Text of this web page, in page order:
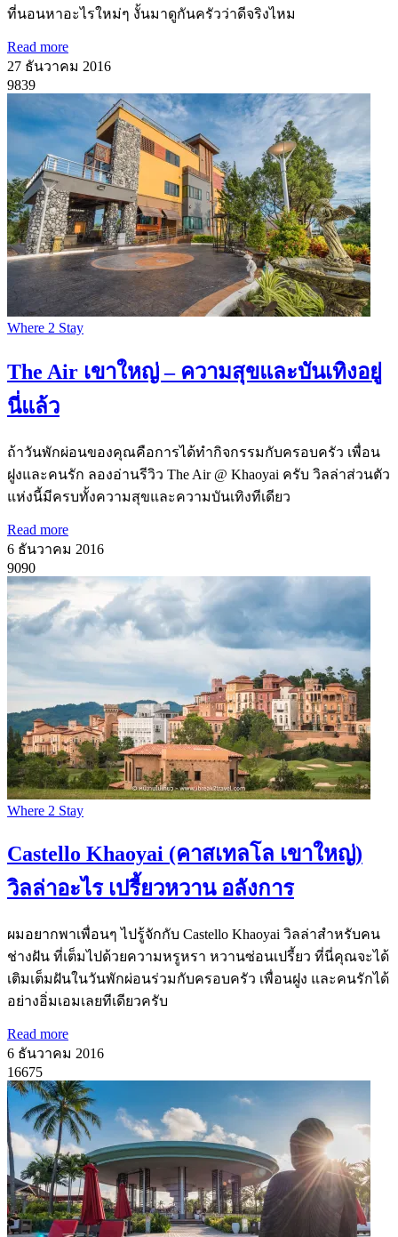
ที่นอนหาอะไรใหม่ๆ งั้นมาดูกันครัวว่าดีจริงไหม
Read more
27 ธันวาคม 2016
9839
Where 2 Stay
The Air เขาใหญ่ – ความสุขและบันเทิงอยู่
นี่แล้ว
ถ้าวันพักผ่อนของคุณคือการได้ทำกิจกรรมกับครอบครัว เพื่อน
ฝูงและคนรัก ลองอ่านรีวิว The Air @ Khaoyai ครับ วิลล่าส่วนตัว
แห่งนี้มีครบทั้งความสุขและความบันเทิงทีเดียว
Read more
6 ธันวาคม 2016
9090
Where 2 Stay
Castello Khaoyai (คาสเทลโล เขาใหญ่)
วิลล่าอะไร เปรี้ยวหวาน อลังการ
ผมอยากพาเพื่อนๆ ไปรู้จักกับ Castello Khaoyai วิลล่าสำหรับคน
ช่างฝัน ที่เต็มไปด้วยความหรูหรา หวานซ่อนเปรี้ยว ที่นี่คุณจะได้
เติมเต็มฝันในวันพักผ่อนร่วมกับครอบครัว เพื่อนฝูง และคนรักได้
อย่างอิ่มเอมเลยทีเดียวครับ
Read more
6 ธันวาคม 2016
16675